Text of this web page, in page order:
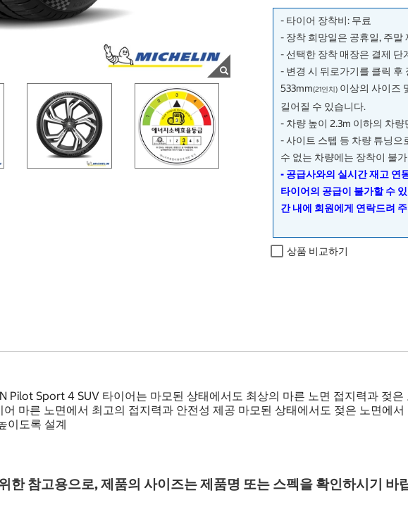
- 타이어 장착비: 무료
- 장착 희망일은 공휴일, 주말
- 선택한 장착 매장은 결제
- 변경 시 뒤로가기를 클릭 후
533mm(21인치) 이상의 사이즈
길어질 수 있습니다.
- 차량 높이 2.3m 이하의 차
- 사이트 스텝 등 차량 튜닝
수 없는 차량에는 장착이 불
- 공급사와의 실시간 재고 연
타이어의 공급이 불가할 수
간 내에 회원에게 연락드려
상품 비교하기
Pilot Sport 4 SUV 타이어는 마모된 상태에서도 최상의 마른 노면 접지력과 젖
마른 노면에서 최고의 접지력과 안전성 제공 마모된 상태에서도 젖은 노면에
이도록 설계
한 참고용으로, 제품의 사이즈는 제품명 또는 스펙을 확인하시기 바